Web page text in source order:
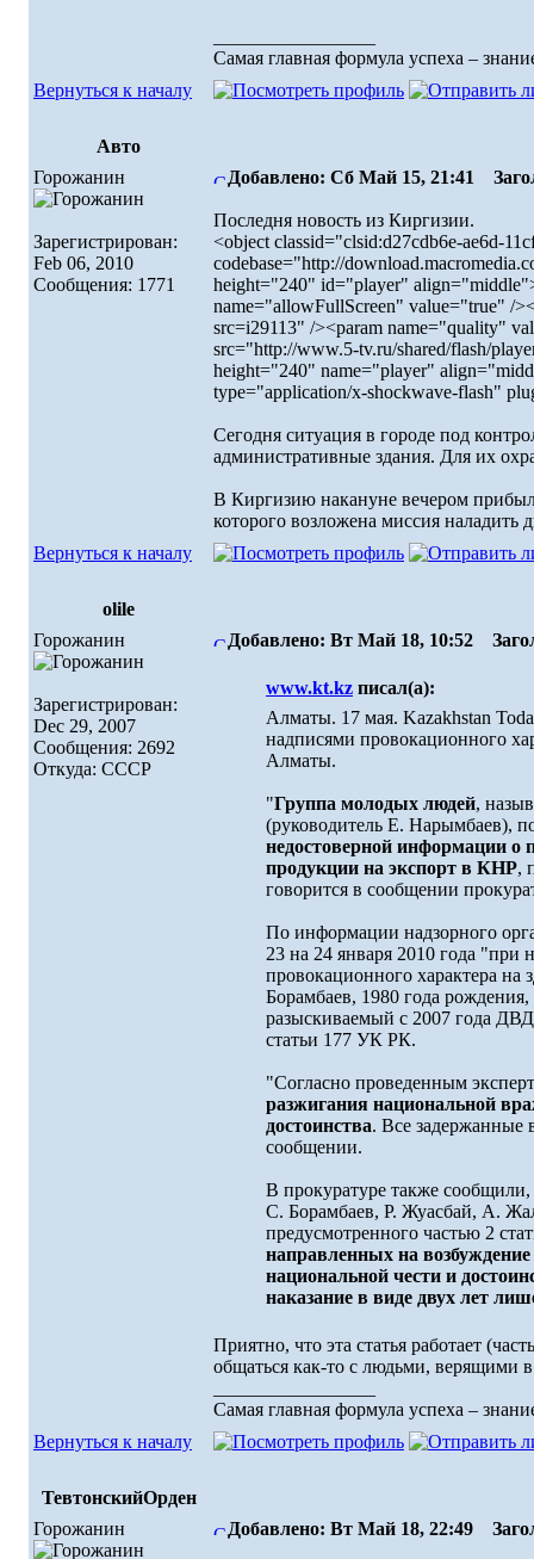
Самая главная формула успеха –
Вернуться к началу
Авто
Горожанин
Зарегистрирован:
Feb 06, 2010
Сообщения: 1771
Добавлено: Сб Май 15, 21:41
Последня новость из Киргизии.
<object classid="clsid:d27cdb6e-ae6d-
codebase="http://
height="240" id="player"
name="allowFullScreen" value="true" /
src=i29113" /><param name="quality"
src="http://www.5-tv.ru/shared/flash/
height="240" name="player"
type="application/x-shockwave-flash"
Сегодня ситуация в городе под
административные здания. Для их
В Киргизию накануне вечером
которого возложена миссия наладить
Вернуться к началу
olile
Горожанин
Зарегистрирован:
Dec 29, 2007
Сообщения: 2692
Откуда: СССР
Добавлено: Вт Май 18, 10:52
www.kt.kz писал(а):
Алматы. 17 мая. Kazakhstan
надписями провокационного
Алматы.
"Группа молодых людей,
(руководитель Е. Нарымбаев),
недостоверной информации о
продукции на экспорт в КНР,
говорится в сообщении
По информации надзорного
23 на 24 января 2010 года "при
провокационного характера
Борамбаев, 1980 года
разыскиваемый с 2007 года
статьи 177 УК РК.
"Согласно проведенным
разжигания национальной
достоинства. Все задержанные
сообщении.
В прокуратуре также сообщили,
С. Борамбаев, Р. Жуасбай, А.
предусмотренного частью 2
направленных на
национальной чести и
наказание в виде двух лет
Приятно, что эта статья работает
общаться как-то с людьми, верящими
Самая главная формула успеха –
Вернуться к началу
ТевтонскийОрден
Горожанин
Добавлено: Вт Май 18, 22:49